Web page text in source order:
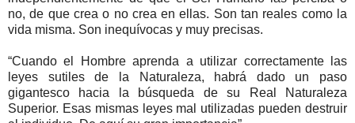
no, de que crea o no crea en ellas. Son tan reales como la
vida misma. Son inequívocas y muy precisas.
“Cuando el Hombre aprenda a utilizar correctamente las
leyes sutiles de la Naturaleza, habrá dado un paso
gigantesco hacia la búsqueda de su Real Naturaleza
Superior. Esas mismas leyes mal utilizadas pueden destruir